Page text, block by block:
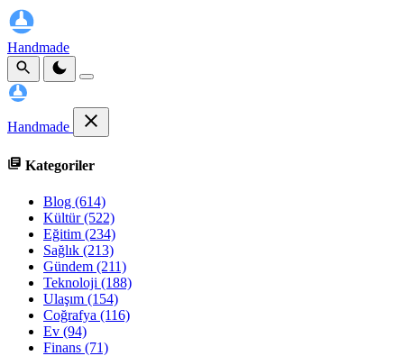
Handmade
Handmade
Kategoriler
Blog (614)
Kültür(522)
Eğitim (234)
Sağlık (213)
Gündem (211)
Teknoloji (188)
Ulaşım (154)
Coğrafya (116)
Ev (94)
Finans (71)